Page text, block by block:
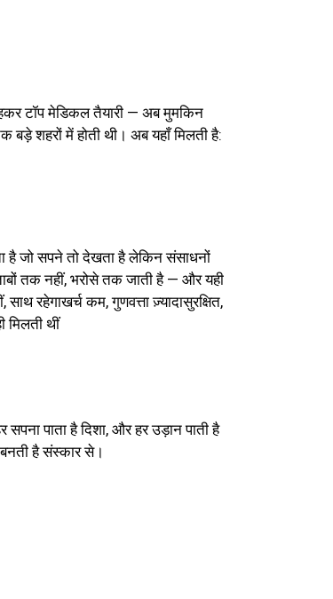
टॉप मेडिकल तैयारी — अब मुमकिन
शहरों में होती थी। अब यहाँ मिलती है:
है जो सपने तो देखता है लेकिन संसाधनों
तक नहीं, भरोसे तक जाती है — और यही
रहेगाखर्च कम, गुणवत्ता ज़्यादासुरक्षित,
मिलती थीं
पाता है दिशा, और हर उड़ान पाती है
है संस्कार से।